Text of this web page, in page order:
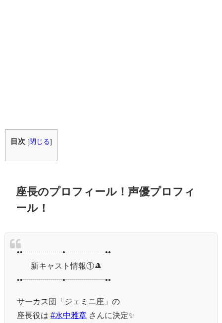
目次 [閉じる]
座長のプロフィール！声優プロフィ
ール！
••┈┈┈┈┈•┈┈┈┈┈••
⠀⠀ 新キャスト情報①🎩
••┈┈┈┈┈•┈┈┈┈┈••
サーカス団「ジェミニ座」の
座長役は #水中雅章 さんに決定✨